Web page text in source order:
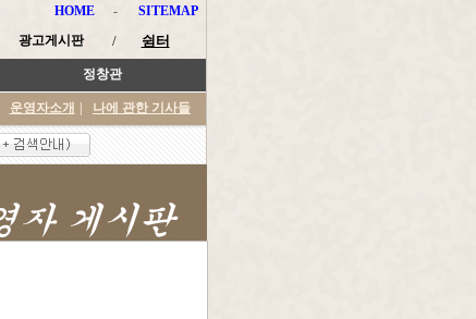
HOME - SITEMAP
광고게시판 / 쉼터
정창관
운영자소개 나에 관한 기사들